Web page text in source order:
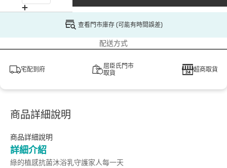
查看門市庫存 (可能有時間誤差)
配送方式
宅配到府
屈臣氏門市
取貨
超商取貨
商品詳細說明
商品詳細說明
詳細介紹
綠的植感抗菌沐浴乳守護家人每一天